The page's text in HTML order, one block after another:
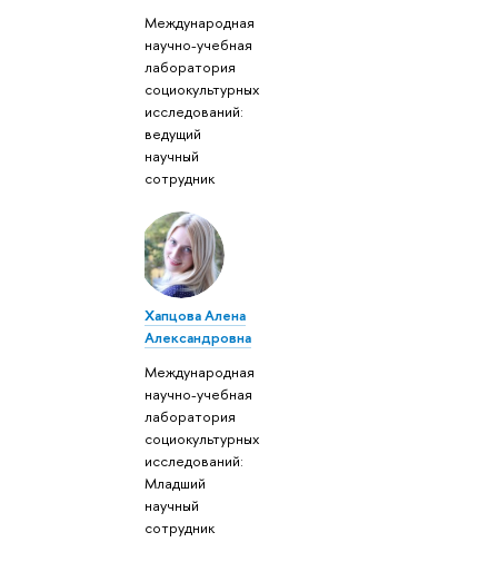
Международная
научно-учебная
лаборатория
социокультурных
исследований:
ведущий
научный
сотрудник
Хапцова Алена
Александровна
Международная
научно-учебная
лаборатория
социокультурных
исследований:
Младший
научный
сотрудник